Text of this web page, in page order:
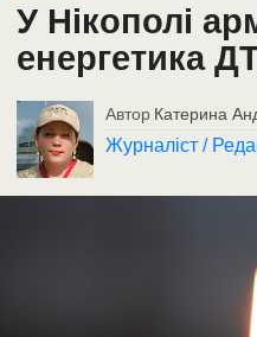
У Нікополі
енергетика
Автор Катерина
Журналіст /